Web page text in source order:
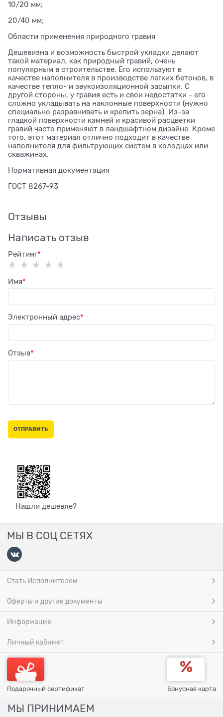
10/20 мм;
20/40 мм;
Области применения природного гравия
Дешевизна и возможность быстрой укладки делают
такой материал, как природный гравий, очень
популярным в строительстве. Его используют в
качестве наполнителя в производстве легких бетонов, в
качестве тепло- и звукоизоляционной засыпки. С
другой стороны, у гравия есть и свои недостатки - его
сложно укладывать на наклонные поверхности (нужно
специально разравнивать и крепить зерна). Из-за
гладкой поверхности камней и красивой расцветки
гравий часто применяют в ландшафтном дизайне. Кроме
того, этот материал отлично подходит в качестве
наполнителя для фильтрующих систем в колодцах или
скважинах.
Нормативная документация
ГОСТ 8267-93
Отзывы
Написать отзыв
Рейтинг
Имя
Электронный адрес
Отзыв
Нашли дешевле?
МЫ В СОЦ СЕТЯХ
Стать Исполнителем
Оферты и другие документы
Информация
Личный кабинет
Подарочный сертификат Бонусная карта
МЫ ПРИНИМАЕМ